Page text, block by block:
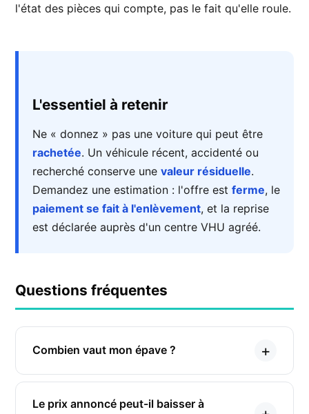
l'état des pièces qui compte, pas le fait qu'elle roule.
L'essentiel à retenir
Ne « donnez » pas une voiture qui peut être
rachetée. Un véhicule récent, accidenté ou
recherché conserve une valeur résiduelle.
Demandez une estimation : l'offre est ferme, le
paiement se fait à l'enlèvement, et la reprise
est déclarée auprès d'un centre VHU agréé.
Questions fréquentes
Combien vaut mon épave ?
Le prix annoncé peut-il baisser à